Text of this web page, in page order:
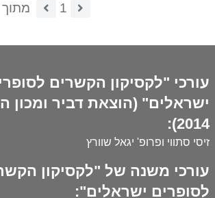
1 מתוך 1.
עורכי "לקסיקון הקשרים
ישראלים" (הוצאת דביר ומכון
2014):
זיסי סתווי ופרופ' יגאל שוורץ
עורכי משנה של "לקסיקון
לסופרים ישראלים":